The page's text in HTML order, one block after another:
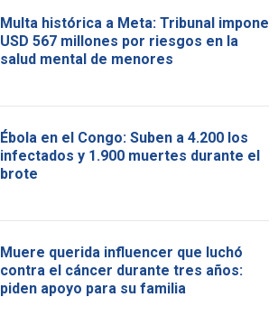
Multa histórica a Meta: Tribunal impone
USD 567 millones por riesgos en la
salud mental de menores
Ébola en el Congo: Suben a 4.200 los
infectados y 1.900 muertes durante el
brote
Muere querida influencer que luchó
contra el cáncer durante tres años:
piden apoyo para su familia